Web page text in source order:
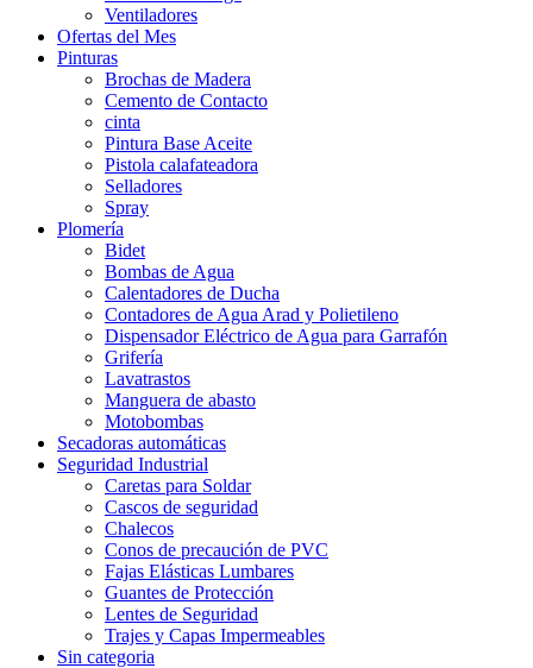
Ventiladores
Ofertas del Mes
Pinturas
Brochas de Madera
Cemento de Contacto
cinta
Pintura Base Aceite
Pistola calafateadora
Selladores
Spray
Plomería
Bidet
Bombas de Agua
Calentadores de Ducha
Contadores de Agua Arad y Polietileno
Dispensador Eléctrico de Agua para Garrafón
Grifería
Lavatrastos
Manguera de abasto
Motobombas
Secadoras automáticas
Seguridad Industrial
Caretas para Soldar
Cascos de seguridad
Chalecos
Conos de precaución de PVC
Fajas Elásticas Lumbares
Guantes de Protección
Lentes de Seguridad
Trajes y Capas Impermeables
Sin categoria